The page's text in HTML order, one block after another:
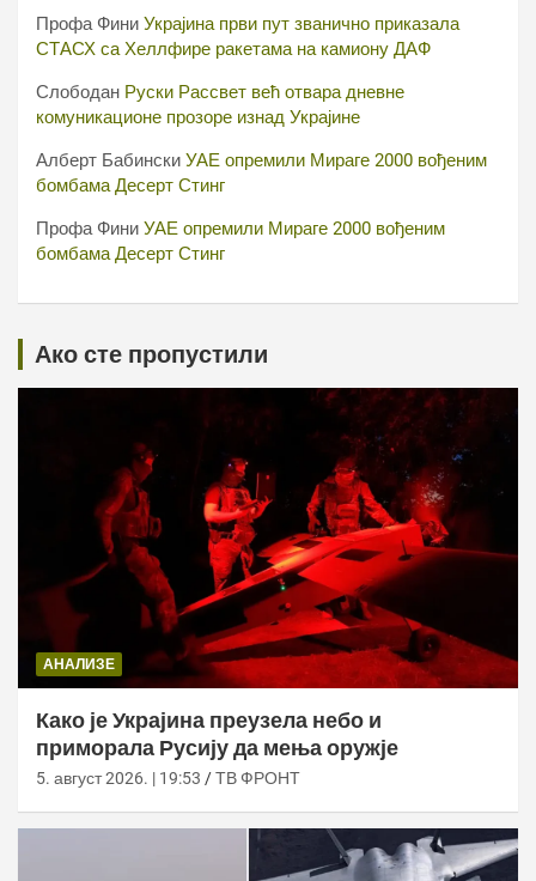
Профа Фини Украјина први пут званично приказала
СТАСХ са Хеллфире ракетама на камиону ДАФ
Слободан Руски Рассвет већ отвара дневне
комуникационе прозоре изнад Украјине
Алберт Бабински УАЕ опремили Мираге 2000 вођеним
бомбама Десерт Стинг
Профа Фини УАЕ опремили Мираге 2000 вођеним
бомбама Десерт Стинг
Ако сте пропустили
АНАЛИЗЕ
Како је Украјина преузела небо и
приморала Русију да мења оружје
5. август 2026. | 19:53 ТВ ФРОНТ